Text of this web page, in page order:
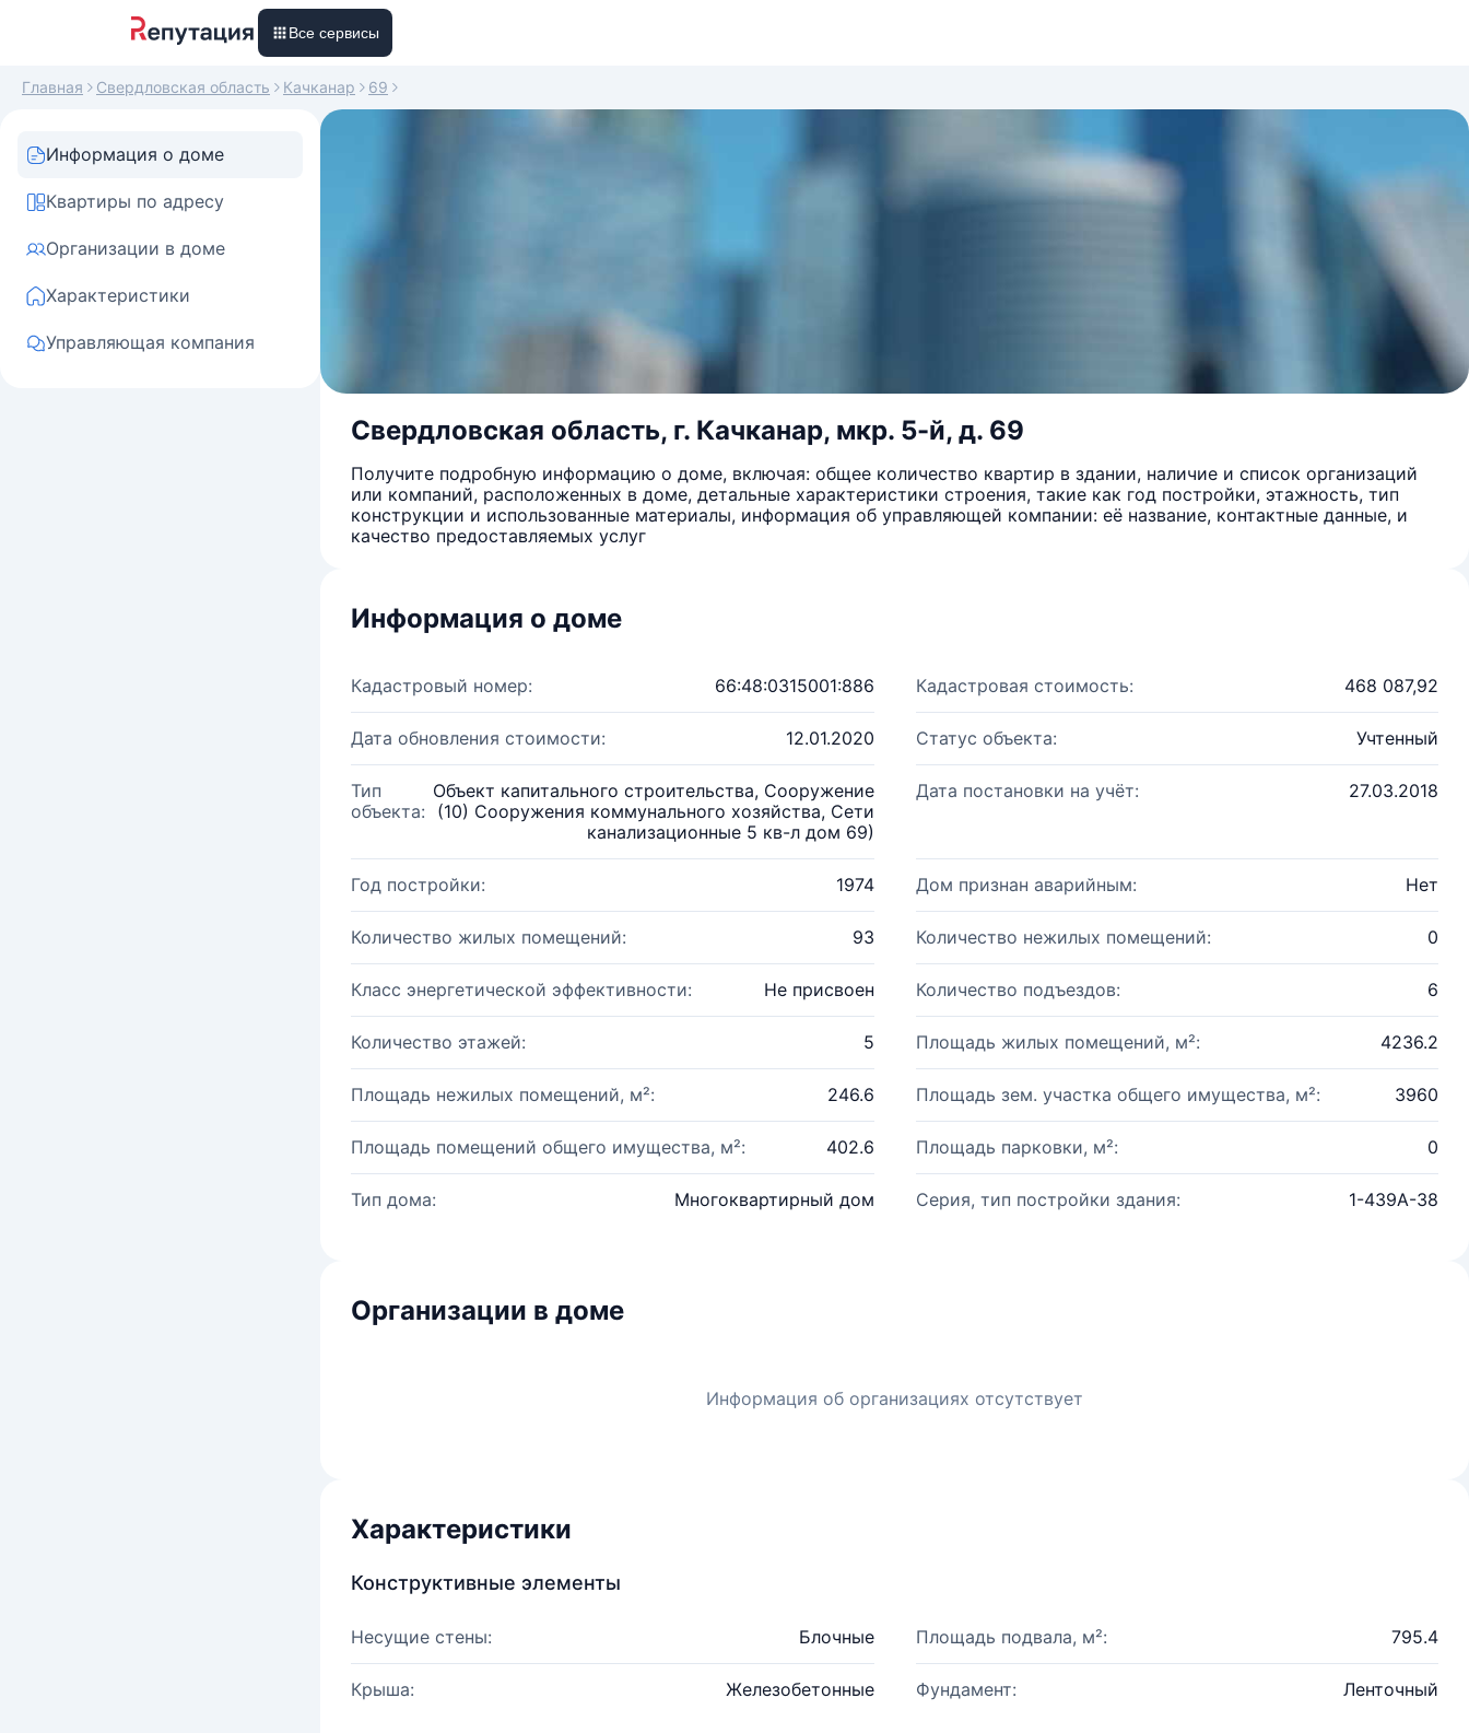
Все сервисы
Главная Свердловская область Качканар 69
Информация о доме
Квартиры по адресу
Организации в доме
Характеристики
Управляющая компания
Свердловская область, г. Качканар, мкр. 5-й, д. 69
Получите подробную информацию о доме, включая: общее количество квартир в здании, наличие и список организаций
или компаний, расположенных в доме, детальные характеристики строения, такие как год постройки, этажность, тип
конструкции и использованные материалы, информация об управляющей компании: её название, контактные данные, и
качество предоставляемых услуг
Информация о доме
Кадастровый номер: 66:48:0315001:886 Кадастровая стоимость: 468 087,92
Дата обновления стоимости: 12.01.2020 Статус объекта: Учтенный
Тип
объекта:
Объект капитального строительства, Сооружение
(10) Cооружения коммунального хозяйства, Сети
канализационные 5 кв-л дом 69)
Дата постановки на учёт: 27.03.2018
Год постройки: 1974 Дом признан аварийным: Нет
Количество жилых помещений: 93 Количество нежилых помещений: 0
Класс энергетической эффективности: Не присвоен Количество подъездов: 6
Количество этажей: 5 Площадь жилых помещений, м²: 4236.2
Площадь нежилых помещений, м²: 246.6 Площадь зем. участка общего имущества, м²: 3960
Площадь помещений общего имущества, м²: 402.6 Площадь парковки, м²: 0
Тип дома: Многоквартирный дом Серия, тип постройки здания: 1-439А-38
Организации в доме
Информация об организациях отсутствует
Характеристики
Конструктивные элементы
Несущие стены: Блочные Площадь подвала, м²: 795.4
Крыша: Железобетонные Фундамент: Ленточный